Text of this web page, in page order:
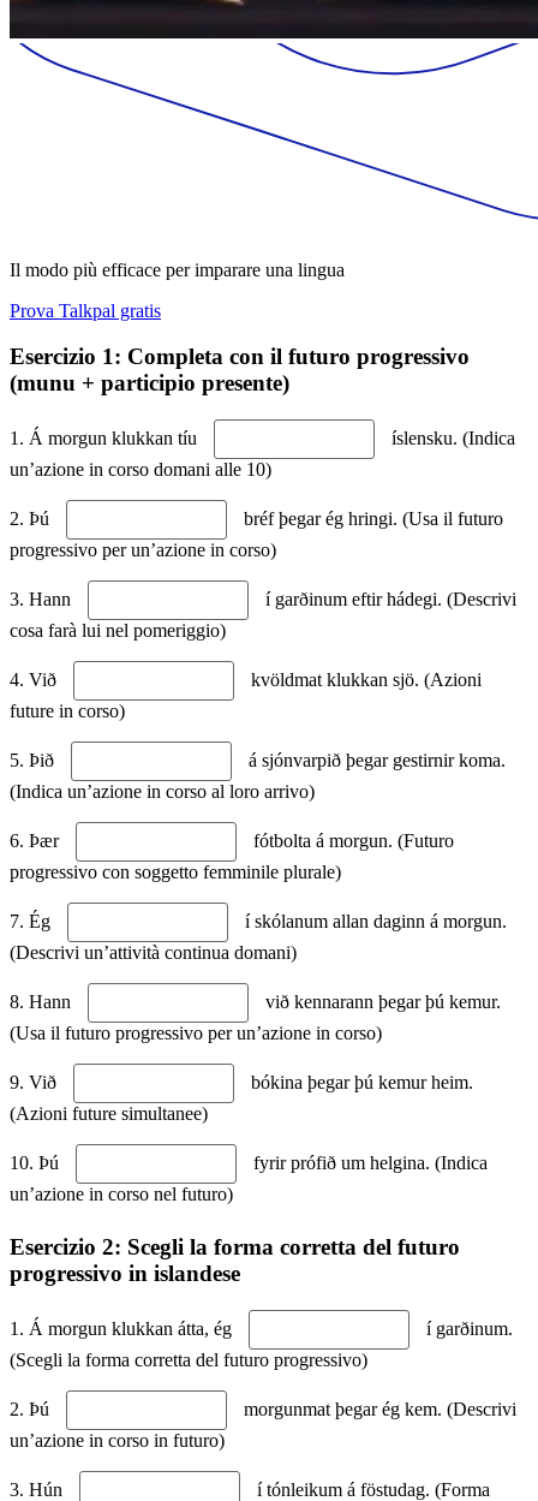
Il modo più efficace per imparare una lingua
Prova Talkpal gratis
Esercizio 1: Completa con il futuro progressivo
(munu + participio presente)
1. Á morgun klukkan tíu
íslensku. (Indica
un’azione in corso domani alle 10)
2. Þú
bréf þegar ég hringi. (Usa il futuro
progressivo per un’azione in corso)
3. Hann
í garðinum eftir hádegi. (Descrivi
cosa farà lui nel pomeriggio)
4. Við
kvöldmat klukkan sjö. (Azioni
future in corso)
5. Þið
á sjónvarpið þegar gestirnir koma.
(Indica un’azione in corso al loro arrivo)
6. Þær
fótbolta á morgun. (Futuro
progressivo con soggetto femminile plurale)
7. Ég
í skólanum allan daginn á morgun.
(Descrivi un’attività continua domani)
8. Hann
við kennarann þegar þú kemur.
(Usa il futuro progressivo per un’azione in corso)
9. Við
bókina þegar þú kemur heim.
(Azioni future simultanee)
10. Þú
fyrir prófið um helgina. (Indica
un’azione in corso nel futuro)
Esercizio 2: Scegli la forma corretta del futuro
progressivo in islandese
1. Á morgun klukkan átta, ég
í garðinum.
(Scegli la forma corretta del futuro progressivo)
2. Þú
morgunmat þegar ég kem. (Descrivi
un’azione in corso in futuro)
3. Hún
í tónleikum á föstudag. (Forma